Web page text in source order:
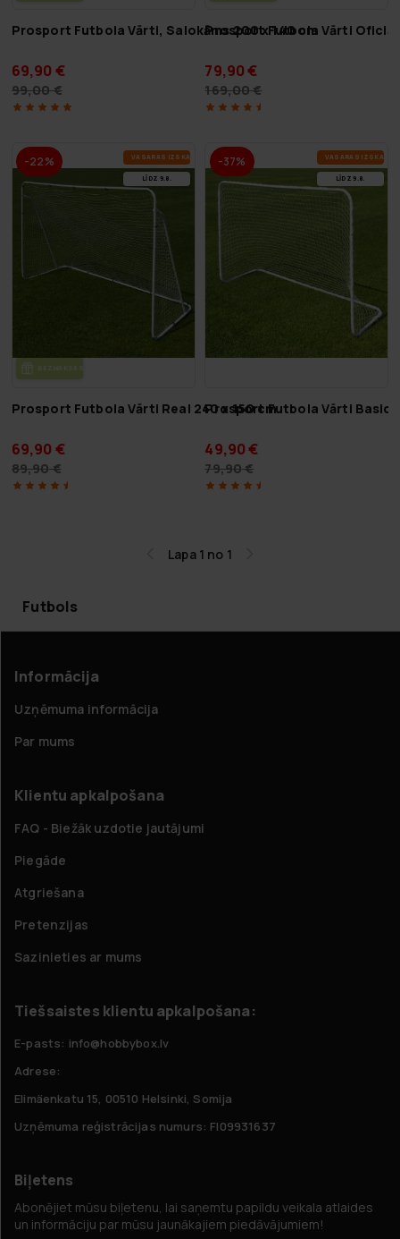
Prosport Futbola Vārti, Salokāms 200 x 140 cm
69,90 €
99,00 €
Prosport Futbola Vārti
79,90 €
169,00 €
-22% VA­SA­RAS IZ­SKA­ŅA
LĪDZ 9.8.
BEZ­MAK­SAS PIE­GĀ­DE
Prosport Futbola Vārti Real 240 x 150 cm
69,90 €
89,90 €
-37% VA­SA­RAS IZ­SKA­ŅA
LĪDZ 9.8.
Prosport Futbola Vārti Basic
49,90 €
79,90 €
Lapa 1 no 1
Futbols
Informācija
Uzņēmuma informācija
Par mums
Klientu apkalpošana
FAQ - Biežāk uzdotie jautājumi
Piegāde
Atgriešana
Pretenzijas
Sazinieties ar mums
Tiešsaistes klientu apkalpošana:
E-pasts: info@hobbybox.lv
Adrese:
Elimäenkatu 15, 00510 Helsinki, Somija
Uzņēmuma reģistrācijas numurs: FI09931637
Biļetens
Abonējiet mūsu biļetenu, lai saņemtu papildu veikala atlaides
un informāciju par mūsu jaunākajiem piedāvājumiem!